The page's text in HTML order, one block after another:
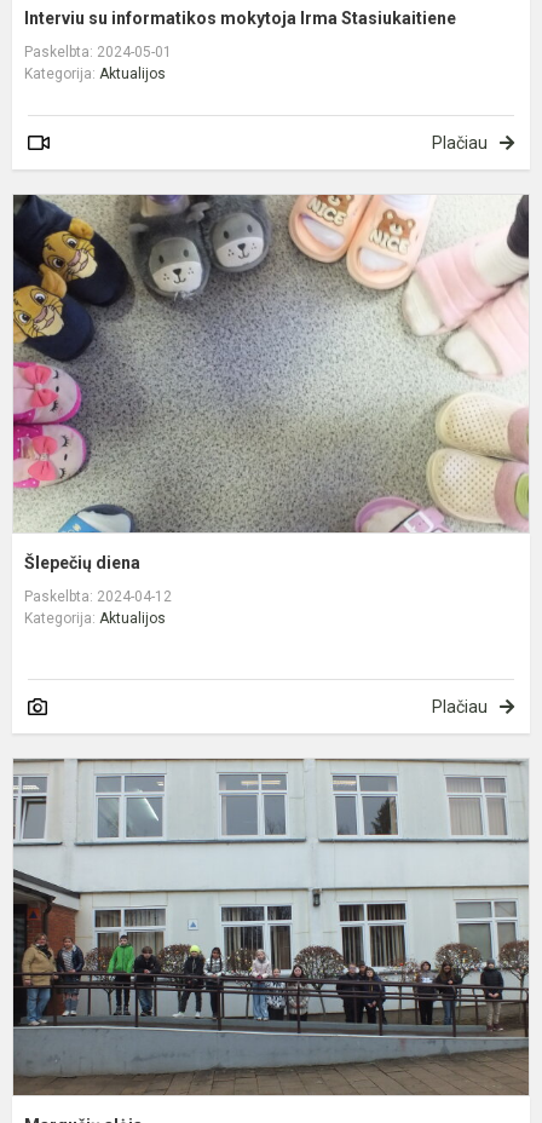
Interviu su informatikos mokytoja Irma Stasiukaitiene
Paskelbta: 2024-05-01
Kategorija: Aktualijos
Plačiau
Šlepečių diena
Paskelbta: 2024-04-12
Kategorija: Aktualijos
Plačiau